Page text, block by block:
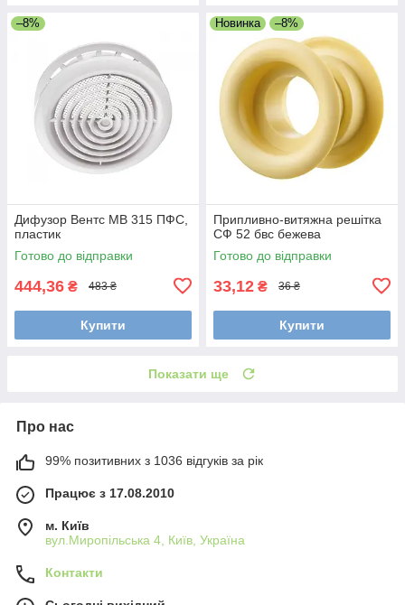
–8%
Дифузор Вентс МВ 315 ПФС,
пластик
Готово до відправки
444,36 ₴ 483 ₴
Купити
Новинка –8%
Припливно-витяжна решітка
СФ 52 бвс бежева
Готово до відправки
33,12 ₴ 36 ₴
Купити
Показати ще
Про нас
99% позитивних з 1036 відгуків за рік
Працює з 17.08.2010
м. Київ
вул.Миропільська 4, Київ, Україна
Контакти